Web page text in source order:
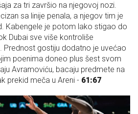
za tri završio na njegovoj nozi.
sa linije penala, a njegov tim je
Kabengele je potom lako stigao do
Dubai sve više kontroliše
Prednost gostiju dodatno je uvećao
poenima doneo plus šest svom
Avramoviću, bacaju predmete na
prekid meča u Areni - 61:67